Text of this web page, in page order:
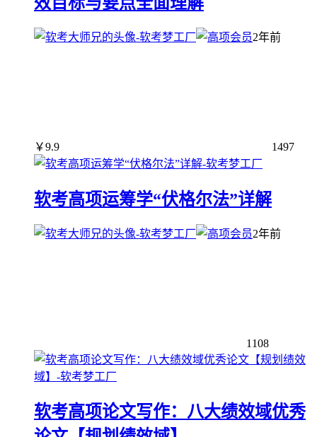
2年前
￥9.9 1497
软考高项运筹学“伏格尔法”详解
2年前
1108
软考高项论文写作：八大绩效域优秀